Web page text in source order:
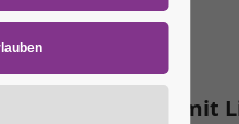
Ferienworkshop mit